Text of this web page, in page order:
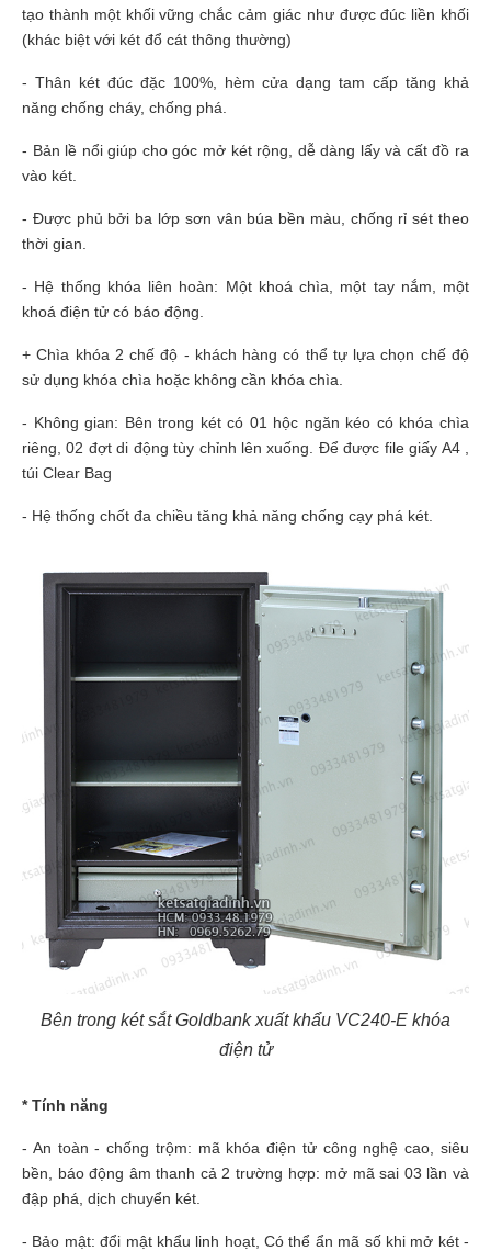
tạo thành một khối vững chắc cảm giác như được đúc liền khối
(khác biệt với két đổ cát thông thường)
- Thân két đúc đặc 100%, hèm cửa dạng tam cấp tăng khả
năng chống cháy, chống phá.
- Bản lề nổi giúp cho góc mở két rộng, dễ dàng lấy và cất đồ ra
vào két.
- Được phủ bởi ba lớp sơn vân búa bền màu, chống rỉ sét theo
thời gian.
- Hệ thống khóa liên hoàn: Một khoá chìa, một tay nắm, một
khoá điện tử có báo động.
+ Chìa khóa 2 chế độ - khách hàng có thể tự lựa chọn chế độ
sử dụng khóa chìa hoặc không cần khóa chìa.
- Không gian: Bên trong két có 01 hộc ngăn kéo có khóa chìa
riêng, 02 đợt di động tùy chỉnh lên xuống. Để được file giấy A4 ,
túi Clear Bag
- Hệ thống chốt đa chiều tăng khả năng chống cạy phá két.
Bên trong két sắt Goldbank xuất khẩu VC240-E khóa
điện tử
* Tính năng
- An toàn - chống trộm: mã khóa điện tử công nghệ cao, siêu
bền, báo động âm thanh cả 2 trường hợp: mở mã sai 03 lần và
đập phá, dịch chuyển két.
- Bảo mật: đổi mật khẩu linh hoạt, Có thể ẩn mã số khi mở két -